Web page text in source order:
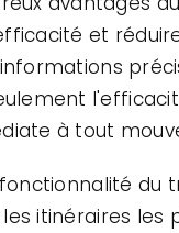
et
à tout
du
itinéraires